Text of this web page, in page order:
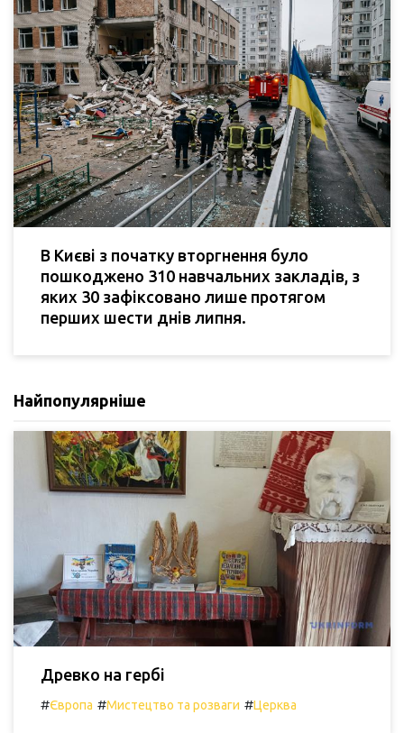
В Києві з початку вторгнення було
пошкоджено 310 навчальних закладів, з
яких 30 зафіксовано лише протягом
перших шести днів липня.
Найпопулярніше
Древко на гербі
#Європа #Мистецтво та розваги #Церква